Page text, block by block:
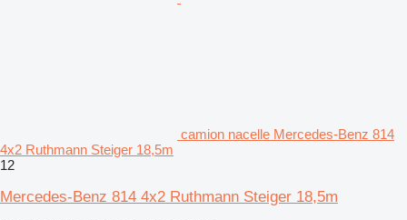
camion nacelle Mercedes-Benz 814
4x2 Ruthmann Steiger 18,5m
12
Mercedes-Benz 814 4x2 Ruthmann Steiger 18,5m